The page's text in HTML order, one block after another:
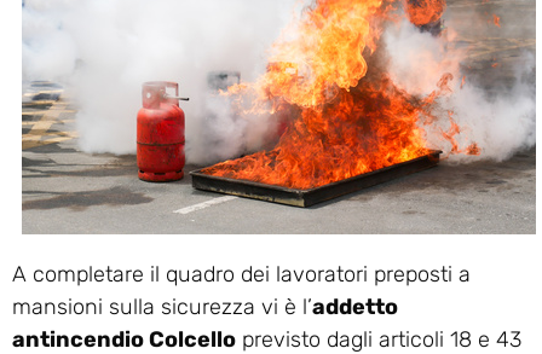
A completare il quadro dei lavoratori preposti a
mansioni sulla sicurezza vi è l’addetto
antincendio Colcello previsto dagli articoli 18 e 43